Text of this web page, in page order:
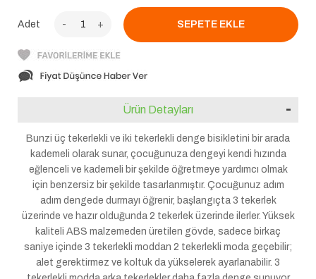
Adet +
-
Ürün Detayları
Bunzi üç tekerlekli ve iki tekerlekli denge bisikletini bir arada
kademeli olarak sunar, çocuğunuza dengeyi kendi hızında
eğlenceli ve kademeli bir şekilde öğretmeye yardımcı olmak
için benzersiz bir şekilde tasarlanmıştır. Çocuğunuz adım
adım dengede durmayı öğrenir, başlangıçta 3 tekerlek
üzerinde ve hazır olduğunda 2 tekerlek üzerinde ilerler. Yüksek
kaliteli ABS malzemeden üretilen gövde, sadece birkaç
saniye içinde 3 tekerlekli moddan 2 tekerlekli moda geçebilir;
alet gerektirmez ve koltuk da yükselerek ayarlanabilir. 3